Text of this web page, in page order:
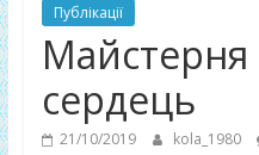
Публікації
Майстерня
сердець
21/10/2019 kola_1980